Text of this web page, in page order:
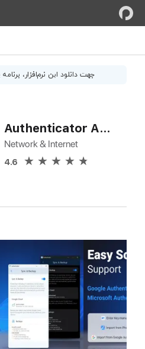
جهت دانلود این نرم‌افزار،
Authenticator App 2FA
Network & Internet
4.6